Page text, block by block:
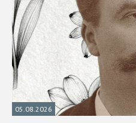
05.08.2026